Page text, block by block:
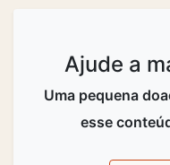
Ajude a
Uma pequena
esse